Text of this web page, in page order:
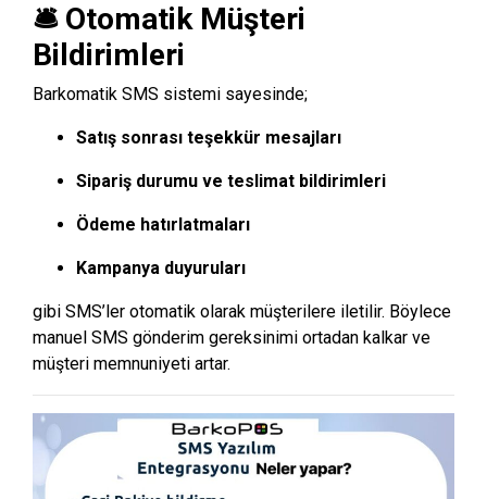
🛎️ Otomatik Müşteri
Bildirimleri
Barkomatik SMS sistemi sayesinde;
Satış sonrası teşekkür mesajları
Sipariş durumu ve teslimat bildirimleri
Ödeme hatırlatmaları
Kampanya duyuruları
gibi SMS’ler otomatik olarak müşterilere iletilir. Böylece
manuel SMS gönderim gereksinimi ortadan kalkar ve
müşteri memnuniyeti artar.